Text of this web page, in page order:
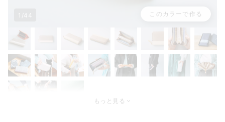
1/44 このカラーで作る
もっと見る